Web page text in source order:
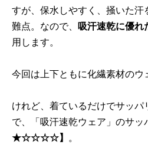
すが、保水しやすく、掻いた汗
難点。なので、
吸汗速乾に優れ
用します。
今回は上下ともに化繊素材のウ
けれど、着ているだけでサッ
で、「吸汗速乾ウェア」のサッ
★☆☆☆☆】
。